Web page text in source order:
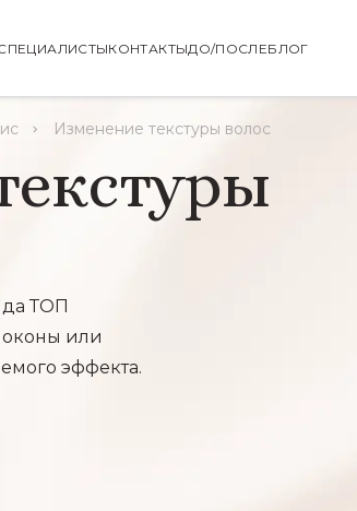
КОНТАКТЫДО/ПОСЛЕБЛОГ
Изменение текстуры волос
ТОП
или
эффекта.